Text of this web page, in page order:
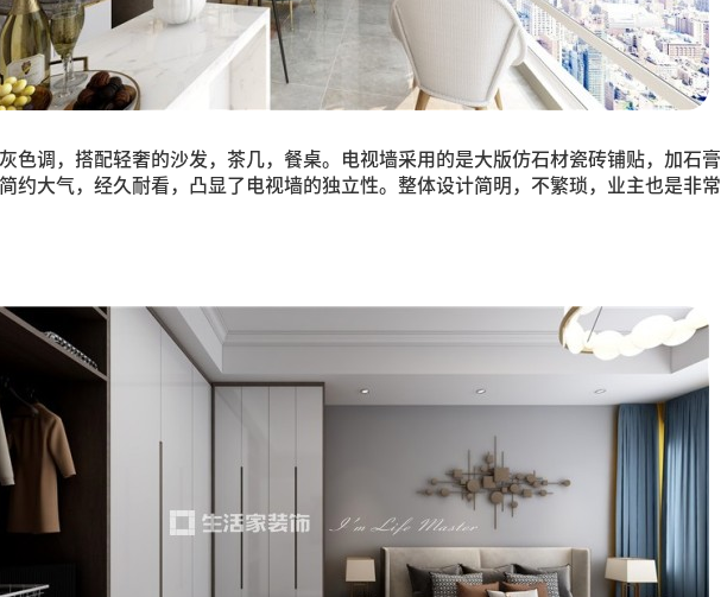
色调，搭配轻奢的沙发，茶几，餐桌。电视墙采用的是大版仿石材瓷砖铺贴，加石
约大气，经久耐看，凸显了电视墙的独立性。整体设计简明，不繁琐，业主也是非